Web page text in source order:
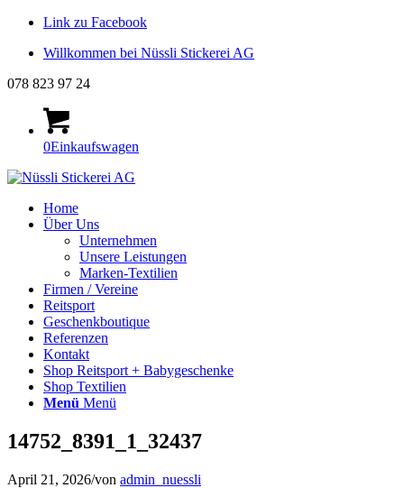
Link zu Facebook
Willkommen bei Nüssli Stickerei AG
078 823 97 24
0Einkaufswagen
Home
Über Uns
Unternehmen
Unsere Leistungen
Marken-Textilien
Firmen / Vereine
Reitsport
Geschenkboutique
Referenzen
Kontakt
Shop Reitsport + Babygeschenke
Shop Textilien
Menü Menü
14752_8391_1_32437
April 21, 2026/von admin_nuessli